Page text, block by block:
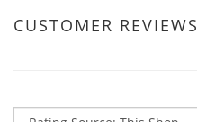
CUSTOMER REVIEWS